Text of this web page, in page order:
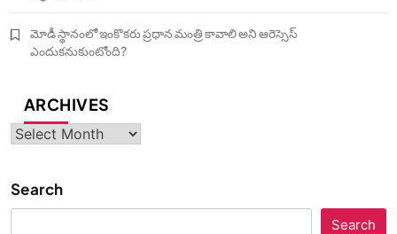
మోడీ స్థానంలో ఇంకొకరు ప్రధాన మంత్రి కావాలి అని ఆరెస్సెస్‌
ఎందుకనుకుంటోంది?
ARCHIVES
Archives
Search
Search